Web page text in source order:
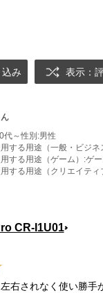
み 表示：
代～性別:男性
する用途（一般・ビジネ
する用途（ゲーム）:ゲ
する用途（クリエイティ
CR-I1U01
右されなく使い勝手